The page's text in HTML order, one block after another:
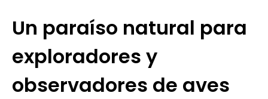
Un paraíso natural para
exploradores y
observadores de aves